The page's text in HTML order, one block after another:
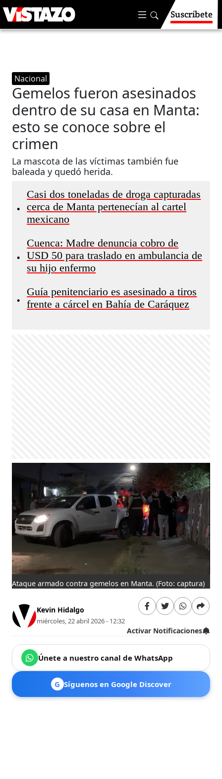
Suscríbete
Nacional
Gemelos fueron asesinados
dentro de su casa en Manta:
esto se conoce sobre el
crimen
La mascota de las víctimas también fue
baleada y quedó herida.
•
Casi dos toneladas de droga capturadas
cerca de Manta pertenecían al cartel
mexicano
•
Cuenca: Madre denuncia cobro de
USD 50 para traslado en ambulancia de
su hijo enfermo
•
Guía penitenciario es asesinado a tiros
frente a cárcel en Bahía de Caráquez
Ataque armado contra gemelos en Manta.(Foto: captura)
Kevin Hidalgo
miércoles, 22 abril 2026 - 12:32
Activar Notificaciones
Únete a nuestro canal de WhatsApp
G Síguenos en Google Discover